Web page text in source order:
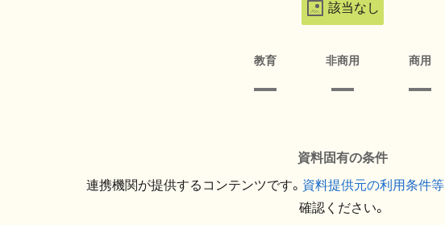
該当なし
教育 非商用 商用
資料固有の条件
連携機関が提供するコンテンツです。 資料提供元の利用条件等
確認ください。